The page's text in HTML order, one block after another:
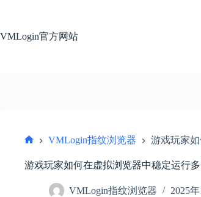
内
VMLogin官方网站
页
VMLogin指纹浏览器 游戏玩家
游戏玩家如何在虚拟浏览器中稳定运行
VMLogin指纹浏览器 2025